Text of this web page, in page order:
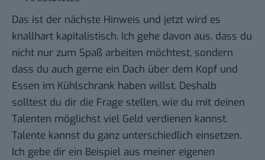
Das ist der nächste Hinweis und jetzt wird es
knallhart kapitalistisch. Ich gehe davon aus, dass du
nicht nur zum Spaß arbeiten möchtest, sondern
dass du auch gerne ein Dach über dem Kopf und
Essen im Kühlschrank haben willst. Deshalb
solltest du dir die Frage stellen, wie du mit deinen
Talenten möglichst viel Geld verdienen kannst.
Talente kannst du ganz unterschiedlich einsetzen.
Ich gebe dir ein Beispiel aus meiner eigenen